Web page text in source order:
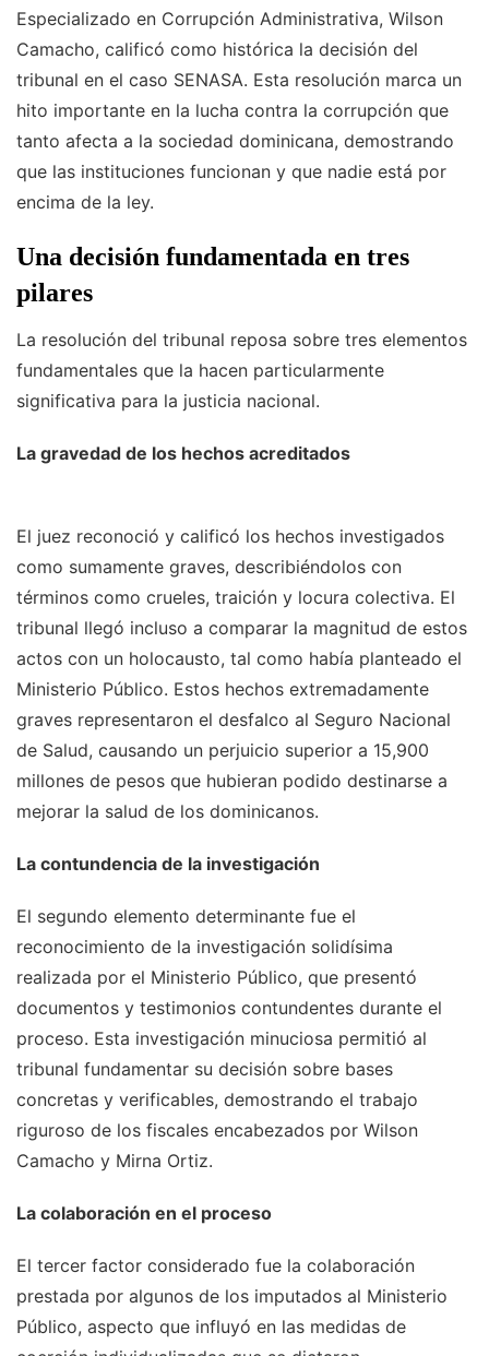
Especializado en Corrupción Administrativa, Wilson
Camacho, calificó como histórica la decisión del
tribunal en el caso SENASA. Esta resolución marca un
hito importante en la lucha contra la corrupción que
tanto afecta a la sociedad dominicana, demostrando
que las instituciones funcionan y que nadie está por
encima de la ley.
Una decisión fundamentada en tres
pilares
La resolución del tribunal reposa sobre tres elementos
fundamentales que la hacen particularmente
significativa para la justicia nacional.
La gravedad de los hechos acreditados
El juez reconoció y calificó los hechos investigados
como sumamente graves, describiéndolos con
términos como crueles, traición y locura colectiva. El
tribunal llegó incluso a comparar la magnitud de estos
actos con un holocausto, tal como había planteado el
Ministerio Público. Estos hechos extremadamente
graves representaron el desfalco al Seguro Nacional
de Salud, causando un perjuicio superior a 15,900
millones de pesos que hubieran podido destinarse a
mejorar la salud de los dominicanos.
La contundencia de la investigación
El segundo elemento determinante fue el
reconocimiento de la investigación solidísima
realizada por el Ministerio Público, que presentó
documentos y testimonios contundentes durante el
proceso. Esta investigación minuciosa permitió al
tribunal fundamentar su decisión sobre bases
concretas y verificables, demostrando el trabajo
riguroso de los fiscales encabezados por Wilson
Camacho y Mirna Ortiz.
La colaboración en el proceso
El tercer factor considerado fue la colaboración
prestada por algunos de los imputados al Ministerio
Público, aspecto que influyó en las medidas de